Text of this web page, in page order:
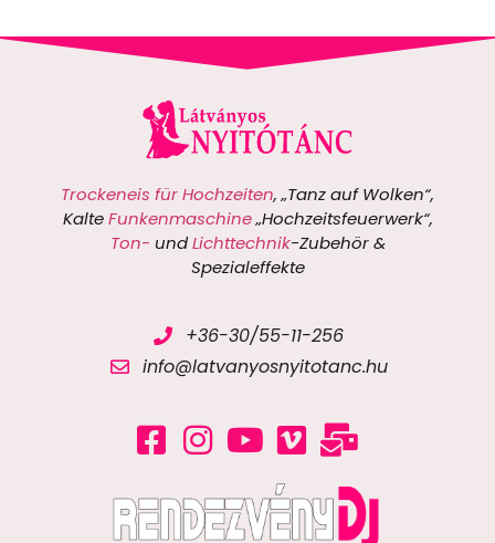
Trockeneis für Hochzeiten, „Tanz auf Wolken“,
KalteFunkenmaschine„Hochzeitsfeuerwerk“,
Ton- undLichttechnik-Zubehör &
Spezialeffekte
+36-30/55-11-256
info@latvanyosnyitotanc.hu